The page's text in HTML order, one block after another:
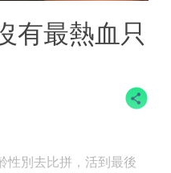
有最熱血只
性別去比拼，活到最後